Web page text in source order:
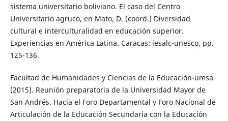
sistema universitario boliviano. El caso del Centro
Universitario agruco, en Mato, D. (coord.) Diversidad
cultural e interculturalidad en educación superior.
Experiencias en América Latina. Caracas: iesalc-unesco, pp.
125-136.
Facultad de Humanidades y Ciencias de la Educación-umsa
(2015). Reunión preparatoria de la Universidad Mayor de
San Andrés. Hacia el Foro Departamental y Foro Nacional de
Articulación de la Educación Secundaria con la Educación